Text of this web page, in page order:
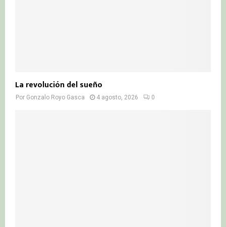
La revolución del sueño
Por Gonzalo Royo Gasca 4 agosto, 2026 0